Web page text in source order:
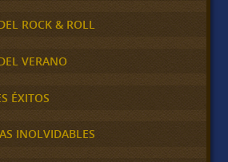
ROCK & ROLL
VERANO
ÉXITOS
INOLVIDABLES